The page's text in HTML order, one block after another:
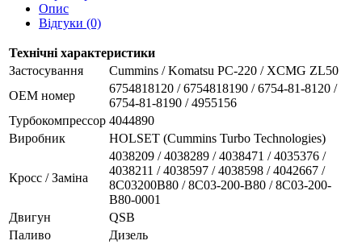
Опис
Відгуки (0)
Технічні характеристики
Застосування
Cummins / Komatsu PC-220 / XCMG ZL50
OEM номер
6754818120 / 6754818190 / 6754-81-8120 /
6754-81-8190 / 4955156
Турбокомпрессор 4044890
Виробник
HOLSET (Cummins Turbo Technologies)
Кросс / Заміна
4038209 / 4038289 / 4038471 / 4035376 /
4038211 / 4038597 / 4038598 / 4042667 /
8C03200B80 / 8C03-200-B80 / 8C03-200-
B80-0001
Двигун
QSB
Паливо
Дизель